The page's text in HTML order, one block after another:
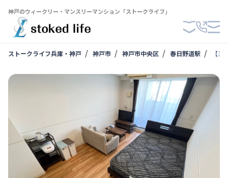
神戸のウィークリー・マンスリーマンション「ストークライフ」
ストークライフ兵庫・神戸 神戸市 神戸市中央区 春日野道駅 【